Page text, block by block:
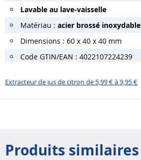
Lavable au lave-vaisselle
Matériau : acier brossé inoxydable
Dimensions : 60 x 40 x 40 mm
Code GTIN/EAN : 4022107224239
Extracteur de jus de citron de 5,99 € à 9,95 €
Produits similaires